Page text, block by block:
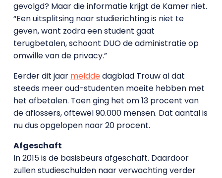
gevolgd? Maar die informatie krijgt de Kamer niet.
“Een uitsplitsing naar studierichting is niet te
geven, want zodra een student gaat
terugbetalen, schoont DUO de administratie op
omwille van de privacy.”
Eerder dit jaar melddedagblad Trouw al dat
steeds meer oud-studenten moeite hebben met
het afbetalen. Toen ging het om 13 procent van
de aflossers, oftewel 90.000 mensen. Dat aantal is
nu dus opgelopen naar 20 procent.
Afgeschaft
In 2015 is de basisbeurs afgeschaft. Daardoor
zullen studieschulden naar verwachting verder